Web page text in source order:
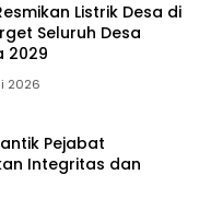
Listrik Desa di
Seluruh Desa
2029
2026
Pejabat
Integritas dan